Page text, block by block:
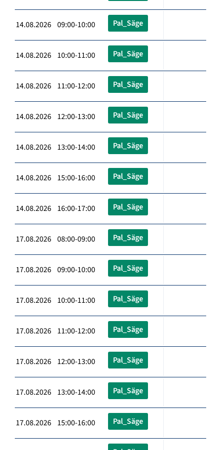
14.08.2026 09:00-10:00 Pal_Säge
14.08.2026 10:00-11:00 Pal_Säge
14.08.2026 11:00-12:00 Pal_Säge
14.08.2026 12:00-13:00 Pal_Säge
14.08.2026 13:00-14:00 Pal_Säge
14.08.2026 15:00-16:00 Pal_Säge
14.08.2026 16:00-17:00 Pal_Säge
17.08.2026 08:00-09:00 Pal_Säge
17.08.2026 09:00-10:00 Pal_Säge
17.08.2026 10:00-11:00 Pal_Säge
17.08.2026 11:00-12:00 Pal_Säge
17.08.2026 12:00-13:00 Pal_Säge
17.08.2026 13:00-14:00 Pal_Säge
17.08.2026 15:00-16:00 Pal_Säge